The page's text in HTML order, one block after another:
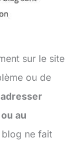
sur le site
ou de
adresser
au
ne fait